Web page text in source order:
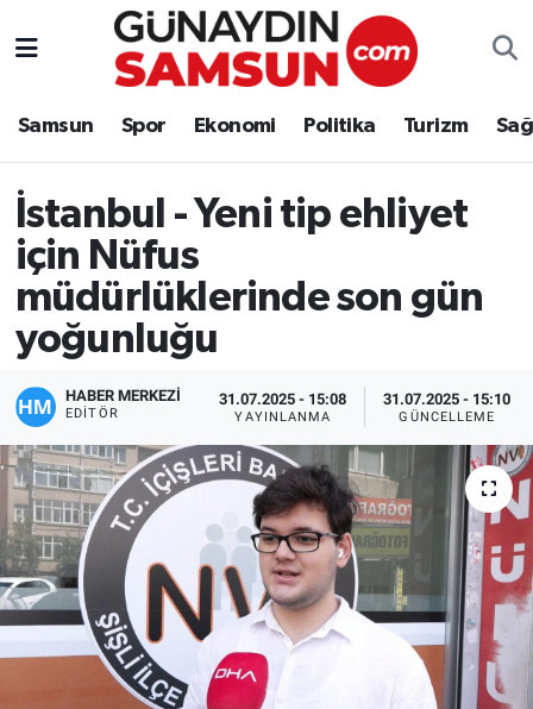
Samsun Spor Ekonomi Politika Turizm
İstanbul - Yeni tip ehliyet
için Nüfus
müdürlüklerinde son gün
yoğunluğu
HABER MERKEZİ
EDITÖR
31.07.2025 - 15:08
YAYINLANMA
31.07.2025 - 15:10
GÜNCELLEME
Samsun
Ekonomi
Politika
Turizm
Sağlık
Eğitim
Yaşam
Kültür Sanat
Bilim ve Teknoloji
Nöbetçi Eczaneler
Trafik Durumu
Süper Lig Puan Durumu ve Fikstür
Tüm Manşetler
Son Dakika Haberleri
Haber Arşivi